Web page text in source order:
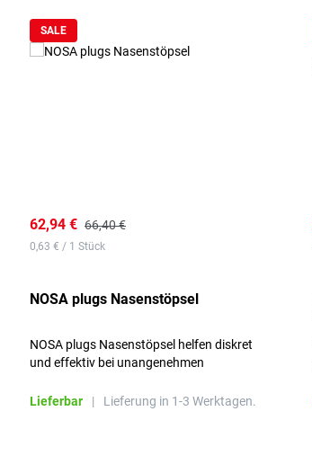
SALE
62,94 € 66,40 €
0,63 € / 1 Stück
NOSA plugs Nasenstöpsel
NOSA plugs Nasenstöpsel helfen diskret
und effektiv bei unangenehmen
beeinträchtigen.
Lieferbar | Lieferung in 1-3 Werktagen.